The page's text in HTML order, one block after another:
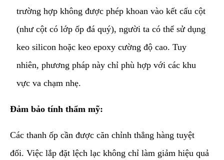
trường hợp không được phép khoan vào kết cấu cột
(như cột có lớp ốp đá quý), người ta có thể sử dụng
keo silicon hoặc keo epoxy cường độ cao. Tuy
nhiên, phương pháp này chỉ phù hợp với các khu
vực va chạm nhẹ.
Đảm bảo tính thẩm mỹ:
Các thanh ốp cần được căn chỉnh thẳng hàng tuyệt
đối. Việc lắp đặt lệch lạc không chỉ làm giảm hiệu quả